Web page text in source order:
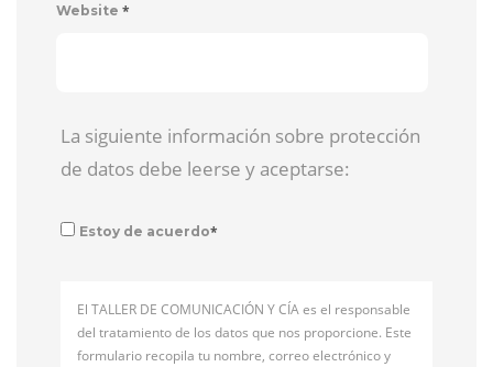
Website *
La siguiente información sobre protección
de datos debe leerse y aceptarse:
Estoy de acuerdo*
El TALLER DE COMUNICACIÓN Y CÍA es el responsable
del tratamiento de los datos que nos proporcione. Este
formulario recopila tu nombre, correo electrónico y